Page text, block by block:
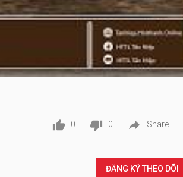
 0  0  Share
ĐĂNG KÝ THEO DÕI